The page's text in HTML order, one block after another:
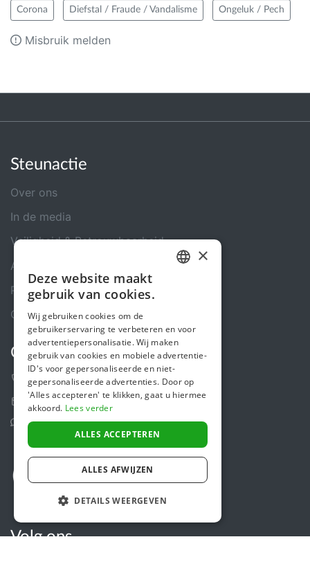
Corona Diefstal / Fraude / Vandalisme Ongeluk / Pech
Misbruik melden
Steunactie
Over ons
In de media
Veiligheid & Betrouwbaarheid
Algemene voorwaarden
Privacybeleid
Cookiebeleid
Contact
+31 (0)85 488 4765
Contactformulier
Helpcentrum
Volg ons
ENGLISH
×
Deze website maakt
gebruik van cookies.
Wij gebruiken cookies om de
gebruikerservaring te verbeteren en voor
advertentiepersonalisatie. Wij maken
gebruik van cookies en mobiele advertentie-
ID's voor gepersonaliseerde en niet-
gepersonaliseerde advertenties. Door op
'Alles accepteren' te klikken, gaat u hiermee
akkoord. Lees verder
ALLES ACCEPTEREN
ALLES AFWIJZEN
DETAILS WEERGEVEN